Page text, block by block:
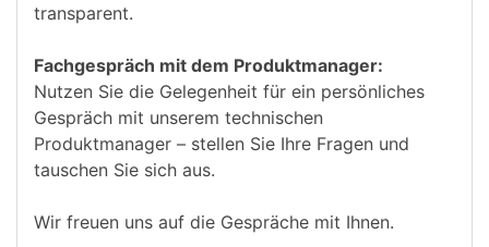
transparent.
Fachgespräch mit dem Produktmanager:
Nutzen Sie die Gelegenheit für ein persönliches
Gespräch mit unserem technischen
Produktmanager – stellen Sie Ihre Fragen und
tauschen Sie sich aus.
Wir freuen uns auf die Gespräche mit Ihnen.